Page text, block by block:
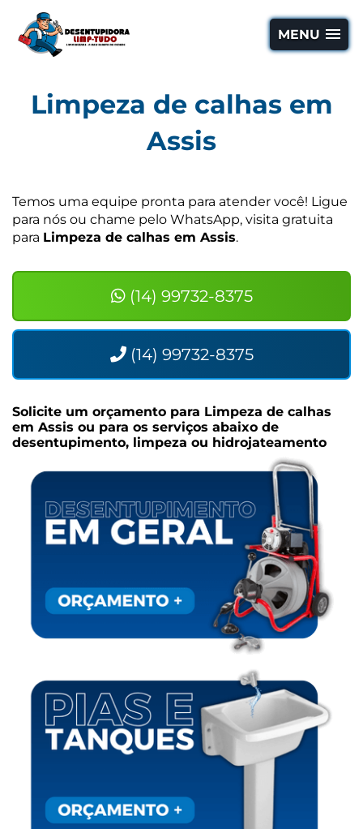
MENU
Limpeza de calhas em
Assis
Temos uma equipe pronta para atender você! Ligue
para nós ou chame pelo WhatsApp, visita gratuita
para Limpeza de calhas em Assis.
(14) 99732-8375
(14) 99732-8375
Solicite um orçamento para Limpeza de calhas
em Assis ou para os serviços abaixo de
desentupimento, limpeza ou hidrojateamento